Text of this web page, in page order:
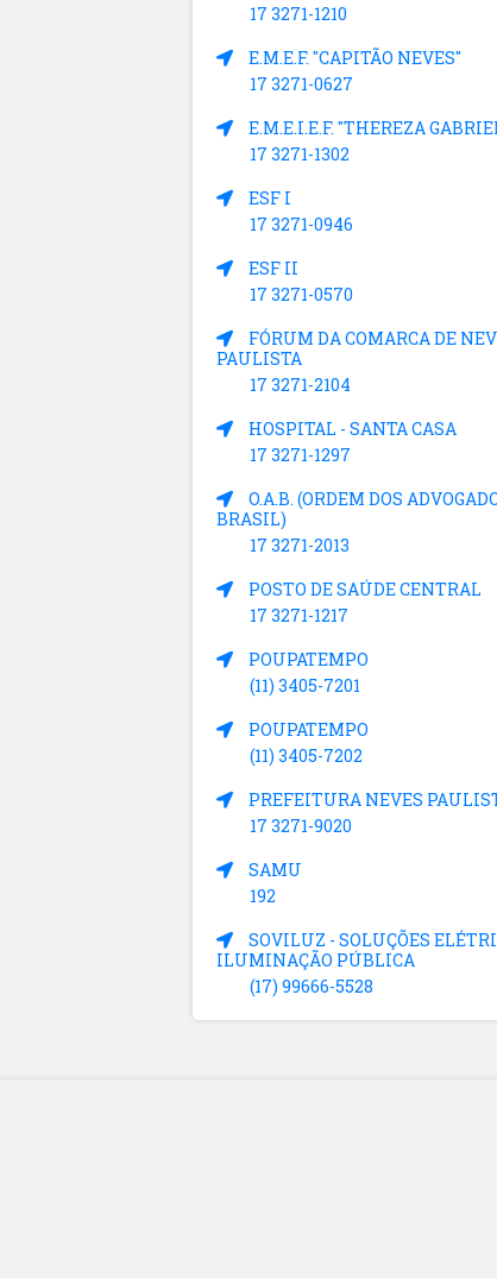
17 3271-1210
E.M.E.F. "CAPITÃO NEVES"
17 3271-0627
E.M.E.I.E.F. "THEREZA
17 3271-1302
ESF I
17 3271-0946
ESF II
17 3271-0570
FÓRUM DA COMARCA DE
PAULISTA
17 3271-2104
HOSPITAL - SANTA CASA
17 3271-1297
O.A.B. (ORDEM DOS
BRASIL)
17 3271-2013
POSTO DE SAÚDE CENTRAL
17 3271-1217
POUPATEMPO
(11) 3405-7201
POUPATEMPO
(11) 3405-7202
PREFEITURA NEVES
17 3271-9020
SAMU
192
SOVILUZ - SOLUÇÕES
ILUMINAÇÃO PÚBLICA
(17) 99666-5528